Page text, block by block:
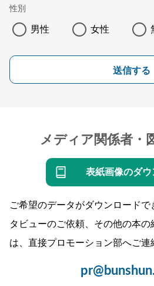
性別
男性 女性
送信する
メディア関係者・
表紙画像のダウ
ご希望のデータがダウンロード
タビューのご依頼、その他の本
は、直接プロモーション部へご連